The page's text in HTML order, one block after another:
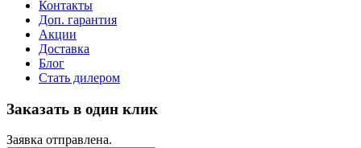
Контакты
Доп. гарантия
Акции
Доставка
Блог
Стать дилером
Заказать в один клик
Заявка отправлена.